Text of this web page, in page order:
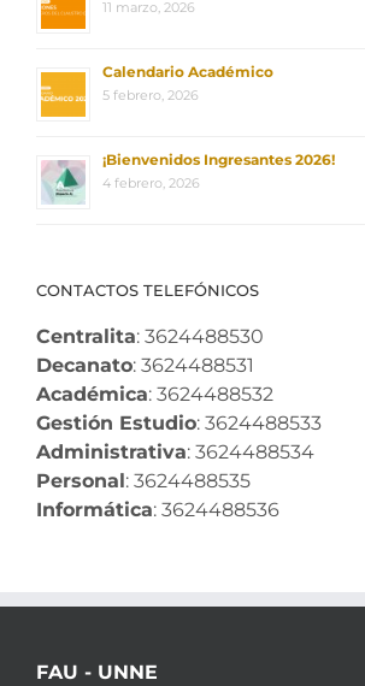
11 marzo, 2026
Calendario Académico
5 febrero, 2026
¡Bienvenidos Ingresantes 2026!
4 febrero, 2026
CONTACTOS TELEFÓNICOS
Centralita: 3624488530
Decanato: 3624488531
Académica: 3624488532
Gestión Estudio: 3624488533
Administrativa: 3624488534
Personal : 3624488535
Informática: 3624488536
FAU - UNNE